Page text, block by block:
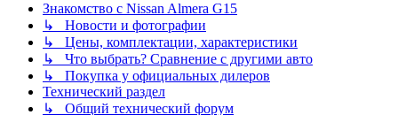
Знакомство с Nissan Almera G15
↳ Новости и фотографии
↳ Цены, комплектации, характеристики
↳ Что выбрать? Сравнение с другими авто
↳ Покупка у официальных дилеров
Технический раздел
↳ Общий технический форум